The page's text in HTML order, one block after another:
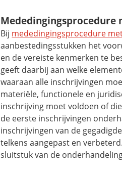
Mededingingsprocedure
Bij mededingingsprocedure
aanbestedingsstukken het
en de vereiste kenmerken te
geeft daarbij aan welke
waaraan alle inschrijvingen
materiële, functionele en
inschrijving moet voldoen of
de eerste inschrijvingen
inschrijvingen van de
telkens aangepast en
sluitstuk van de